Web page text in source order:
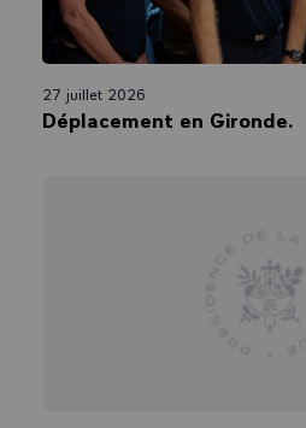
27 juillet 2026
Déplacement en Gironde.